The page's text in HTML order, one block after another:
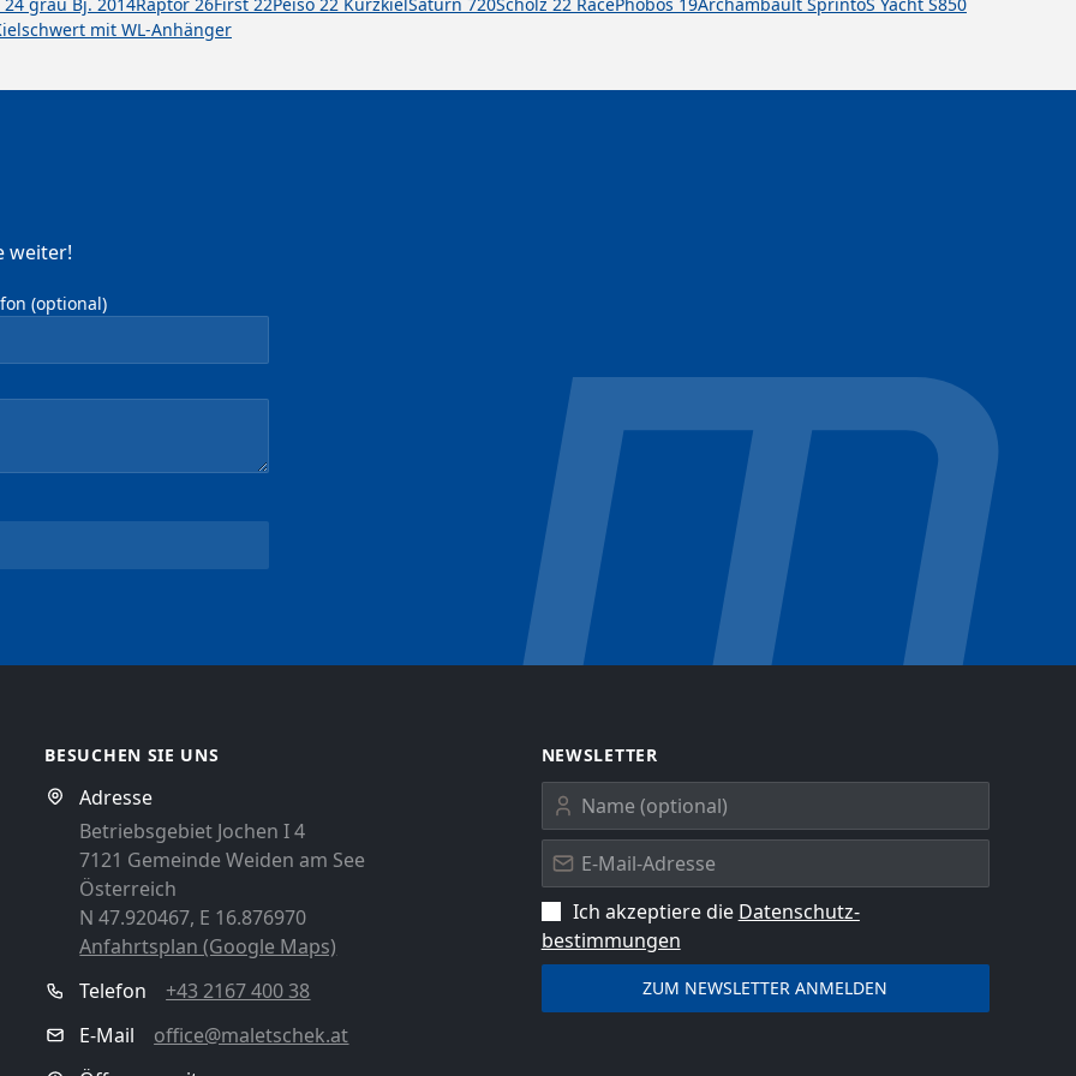
mit WL-Anhänger
weiter!
(optional)
BESUCHEN SIE UNS
Adresse
Betriebsgebiet Jochen I 4
7121 Gemeinde Weiden am See
Österreich
N 47.920467, E 16.876970
Anfahrtsplan (Google Maps)
Telefon
+43 2167 400 38
E-Mail
office@maletschek.at
NEWSLETTER
Ich akzeptiere die Datenschutz­
bestimmungen